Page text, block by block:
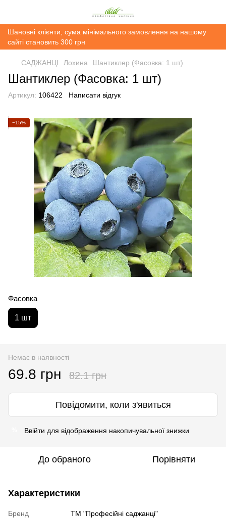
Шановні клієнти, сума мінімального замовлення на нашому
сайті становить 300 грн
САДЖАНЦІ Лохина Шантиклер (Фасовка: 1 шт)
Шантиклер (Фасовка: 1 шт)
Артикул: 106422 Написати відгук
−15%
Фасовка
1 шт
Немає в наявності
69.8 грн 82.1 грн
Повідомити, коли з'явиться
Ввійти для відображення накопичувальної знижки
До обраного Порівняти
Характеристики
Бренд
ТМ "Професійні саджанці"